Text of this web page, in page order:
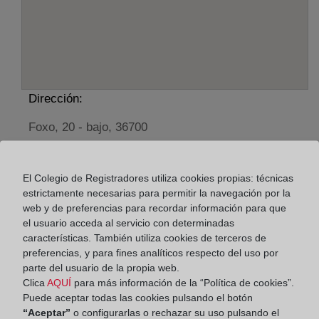
Dirección:
Foxo, 20 - bajo, 36700
De lunes a viernes de 09:00 a 17:00 horas
Agosto: De lunes a viernes de 09:00 a 14:00 horas
Los días 24 y 31 de diciembre de 09:00 a 14:00
horas
Datos de contacto:
(986) 60 07 15
El Colegio de Registradores utiliza cookies propias: técnicas
estrictamente necesarias para permitir la navegación por la
web y de preferencias para recordar información para que
el usuario acceda al servicio con determinadas
características. También utiliza cookies de terceros de
preferencias, y para fines analíticos respecto del uso por
parte del usuario de la propia web.
Clica AQUÍ para más información de la “Política de cookies”.
Puede aceptar todas las cookies pulsando el botón
“Aceptar” o configurarlas o rechazar su uso pulsando el